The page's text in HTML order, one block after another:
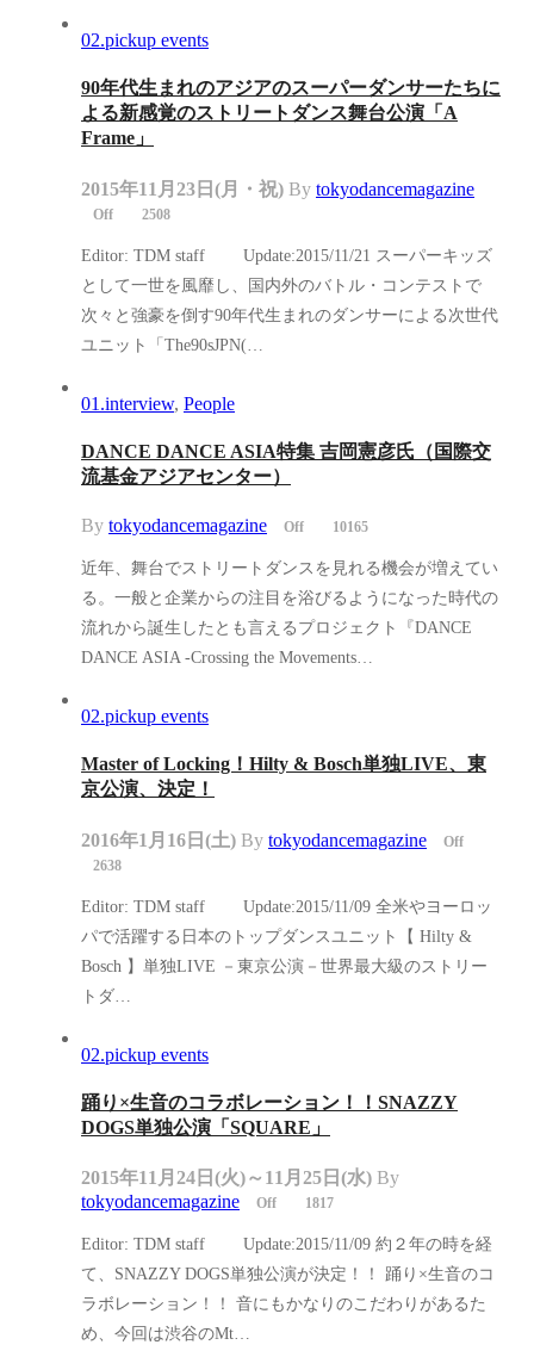
02.pickup events
90年代生まれのアジアのスーパーダンサーたちに
よる新感覚のストリートダンス舞台公演「A
Frame」
2015年11月23日(月・祝) By tokyodancemagazine
Off 2508
Editor: TDM staff Update:2015/11/21 スーパーキッズ
として一世を風靡し、国内外のバトル・コンテストで
次々と強豪を倒す90年代生まれのダンサーによる次世代
ユニット「The90sJPN(…
01.interview, People
DANCE DANCE ASIA特集 吉岡憲彦氏（国際交
流基金アジアセンター）
By tokyodancemagazine Off 10165
近年、舞台でストリートダンスを見れる機会が増えてい
る。一般と企業からの注目を浴びるようになった時代の
流れから誕生したとも言えるプロジェクト『DANCE
DANCE ASIA -Crossing the Movements…
02.pickup events
Master of Locking！Hilty & Bosch単独LIVE、東
京公演、決定！
2016年1月16日(土) By tokyodancemagazine
Off
2638
Editor: TDM staff Update:2015/11/09 全米やヨーロッ
パで活躍する日本のトップダンスユニット【 Hilty &
Bosch 】単独LIVE －東京公演－世界最大級のストリー
トダ…
02.pickup events
踊り×生音のコラボレーション！！SNAZZY
DOGS単独公演「SQUARE」
2015年11月24日(火)～11月25日(水) By
tokyodancemagazine
Off 1817
Editor: TDM staff Update:2015/11/09 約２年の時を経
て、SNAZZY DOGS単独公演が決定！！ 踊り×生音のコ
ラボレーション！！ 音にもかなりのこだわりがあるた
め、今回は渋谷のMt…